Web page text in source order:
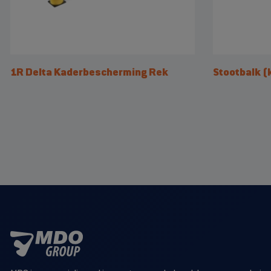
1R Delta Kaderbescherming Rek Stootbalk